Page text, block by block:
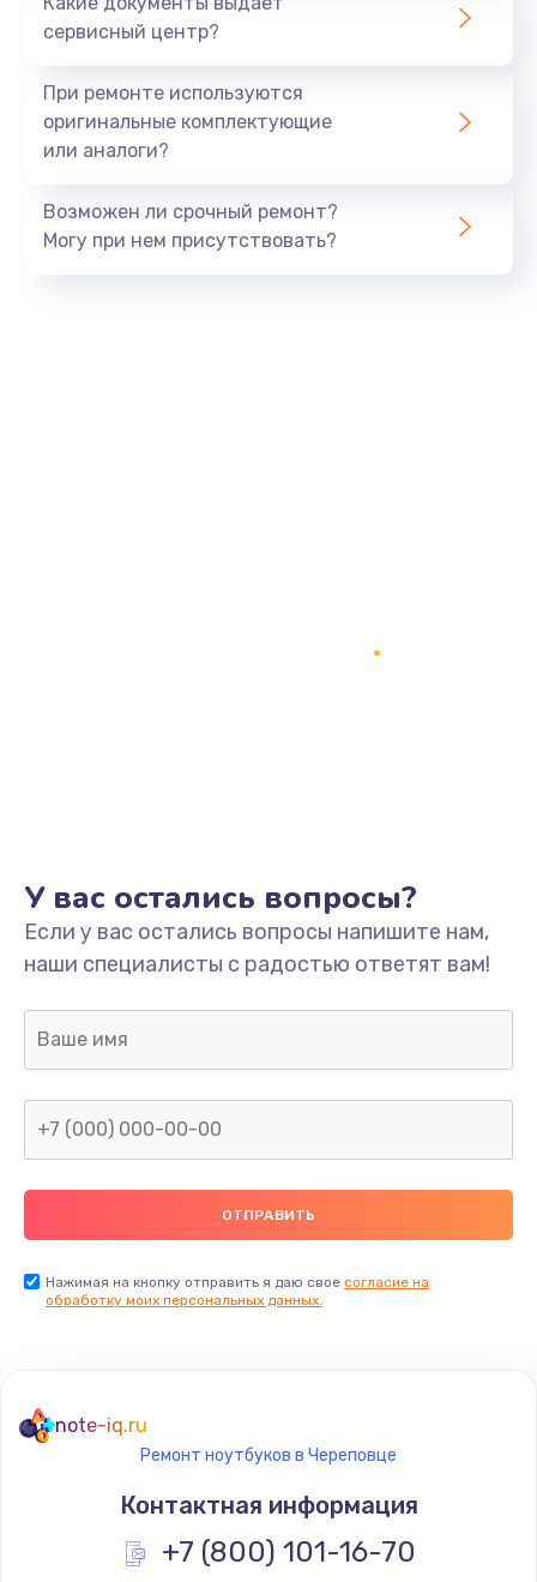
сервисный центр?
При ремонте используются
оригинальные комплектующие
или аналоги?
Возможен ли срочный ремонт?
Могу при нем присутствовать?
У вас остались вопросы?
Если у вас остались вопросы напишите нам,
наши специалисты с радостью ответят вам!
Нажимая на кнопку отправить я даю свое согласие на
обработку моих персональных данных.
note-iq.ru
Ремонт ноутбуков в Череповце
Контактная информация
+7 (800) 101-16-70